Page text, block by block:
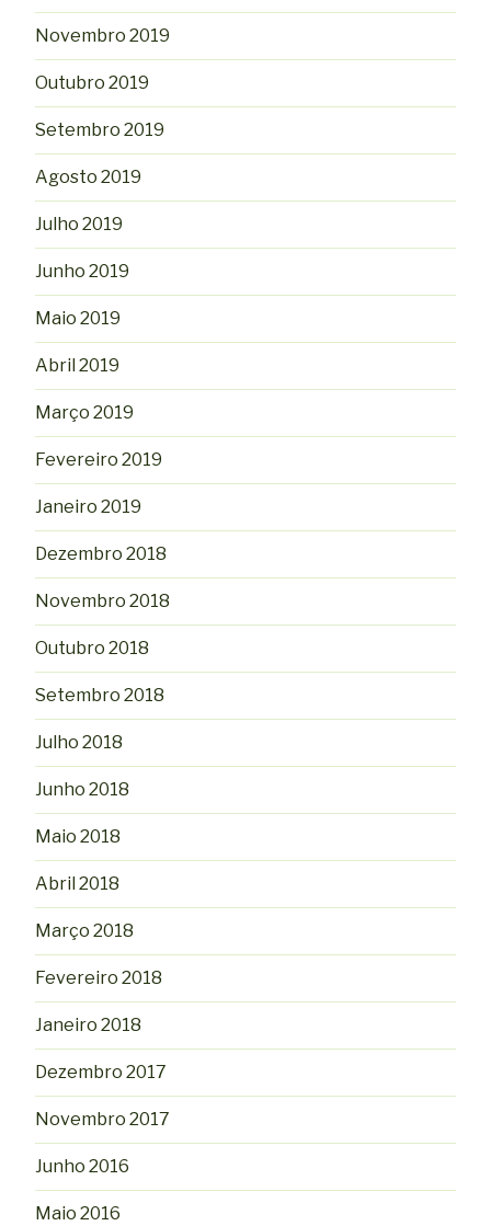
Novembro 2019
Outubro 2019
Setembro 2019
Agosto 2019
Julho 2019
Junho 2019
Maio 2019
Abril 2019
Março 2019
Fevereiro 2019
Janeiro 2019
Dezembro 2018
Novembro 2018
Outubro 2018
Setembro 2018
Julho 2018
Junho 2018
Maio 2018
Abril 2018
Março 2018
Fevereiro 2018
Janeiro 2018
Dezembro 2017
Novembro 2017
Junho 2016
Maio 2016